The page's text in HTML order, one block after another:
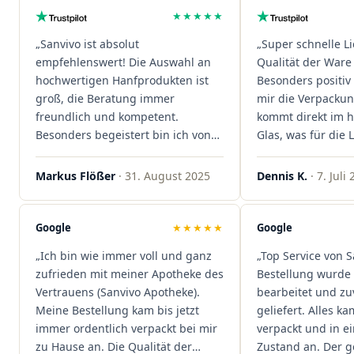
★★★★★
„Sanvivo ist absolut
empfehlenswert! Die Auswahl an
hochwertigen Hanfprodukten ist
groß, die Beratung immer
freundlich und kompetent.
Besonders begeistert bin ich von
der schnellen Rezeptannahme –
alles läuft unkompliziert und
sind extrem zügig, was mir jedes
Mal viel Zeit spart. Man merkt,
Kundenzufriedenheit an erster
Stelle stehen. Vielen Dank an das
Team von Sanvivo – ich bin
rundum begeistert!"
Markus Flößer · 31. August 2025
„Super schnelle
Qualität der
Besonders
mir die
kommt direkt im
Glas, was für die
ist. Ich bestelle
wieder!"
Dennis K. · 7. Juli
Google ★★★★★
„Ich bin wie immer voll und ganz
zufrieden mit meiner Apotheke des
Vertrauens (Sanvivo Apotheke).
Meine Bestellung kam bis jetzt
immer ordentlich verpackt bei mir
zu Hause an. Die Qualität der
Google
„Top Service von
Bestellung wurde
bearbeitet und
geliefert. Alles
verpackt und in
Zustand an. Der